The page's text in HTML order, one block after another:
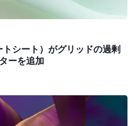
シート）がグリッドの過剰
ーを追加